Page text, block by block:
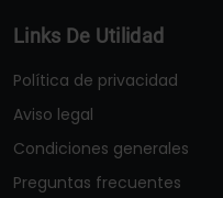
Links De Utilidad
Política de privacidad
Aviso legal
Condiciones generales
Preguntas frecuentes